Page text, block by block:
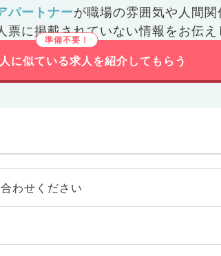
パートナーが職場の雰囲気や人間関
票に掲載されていない情報をお伝え
に似ている求人を紹介してもらう
わせください